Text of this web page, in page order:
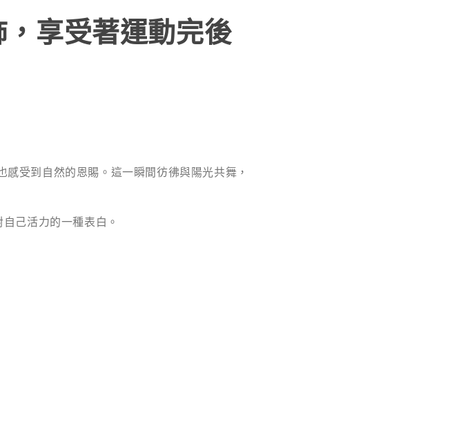
享受著運動完後
受到自然的恩賜。這一瞬間彷彿與陽光共舞，
己活力的一種表白。